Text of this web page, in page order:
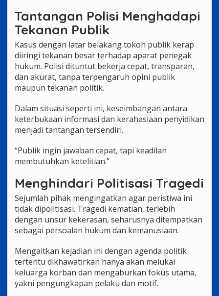
Tantangan Polisi Menghadapi
Tekanan Publik
Kasus dengan latar belakang tokoh publik kerap
diiringi tekanan besar terhadap aparat penegak
hukum. Polisi dituntut bekerja cepat, transparan,
dan akurat, tanpa terpengaruh opini publik
maupun tekanan politik.
Dalam situasi seperti ini, keseimbangan antara
keterbukaan informasi dan kerahasiaan penyidikan
menjadi tantangan tersendiri.
“Publik ingin jawaban cepat, tapi keadilan
membutuhkan ketelitian.”
Menghindari Politisasi Tragedi
Sejumlah pihak mengingatkan agar peristiwa ini
tidak dipolitisasi. Tragedi kematian, terlebih
dengan unsur kekerasan, seharusnya ditempatkan
sebagai persoalan hukum dan kemanusiaan.
Mengaitkan kejadian ini dengan agenda politik
tertentu dikhawatirkan hanya akan melukai
keluarga korban dan mengaburkan fokus utama,
yakni pengungkapan pelaku dan motif.